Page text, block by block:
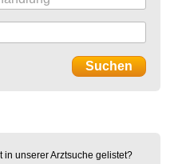
unserer Arztsuche gelistet?